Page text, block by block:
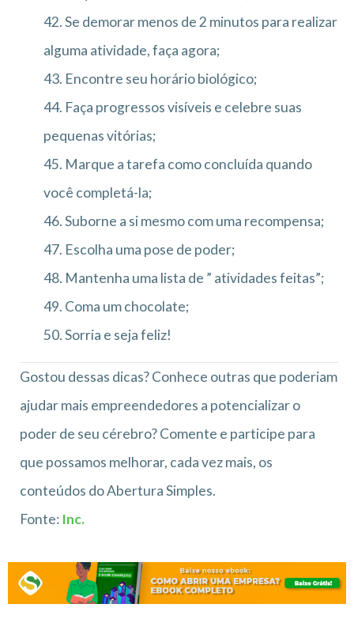
42. Se demorar menos de 2 minutos para realizar
alguma atividade, faça agora;
43. Encontre seu horário biológico;
44. Faça progressos visíveis e celebre suas
pequenas vitórias;
45. Marque a tarefa como concluída quando
você completá-la;
46. Suborne a si mesmo com uma recompensa;
47. Escolha uma pose de poder;
48. Mantenha uma lista de ” atividades feitas”;
49. Coma um chocolate;
50. Sorria e seja feliz!
Gostou dessas dicas? Conhece outras que poderiam
ajudar mais empreendedores a potencializar o
poder de seu cérebro? Comente e participe para
que possamos melhorar, cada vez mais, os
conteúdos do Abertura Simples.
Fonte: Inc.